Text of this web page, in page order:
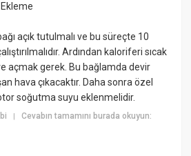
açık tutulmalı ve bu süreçte 10
Ardından kaloriferi sıcak
açmak gerek. Bu bağlamda devir
hava çıkacaktır. Daha sonra özel
soğutma suyu eklenmelidir.
|Cevabın tamamını burada okuyun: